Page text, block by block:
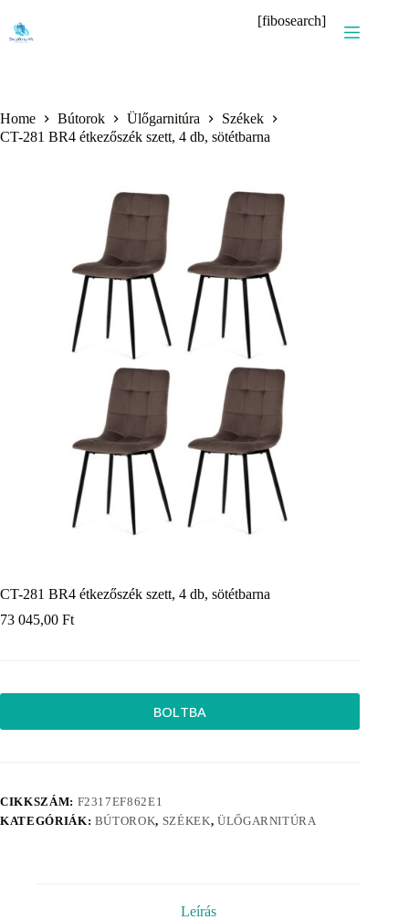
content
[fibosearch]
Home Bútorok Ülőgarnitúra
Székek
CT-281 BR4 étkezőszék szett, 4 db, sötétbarna
CT-281 BR4 étkezőszék szett, 4 db, sötétbarna
73 045,00 Ft
BOLTBA
CIKKSZÁM: F2317EF862E1
KATEGÓRIÁK: BÚTOROK, SZÉKEK, ÜLŐGARNITÚRA
Leírás